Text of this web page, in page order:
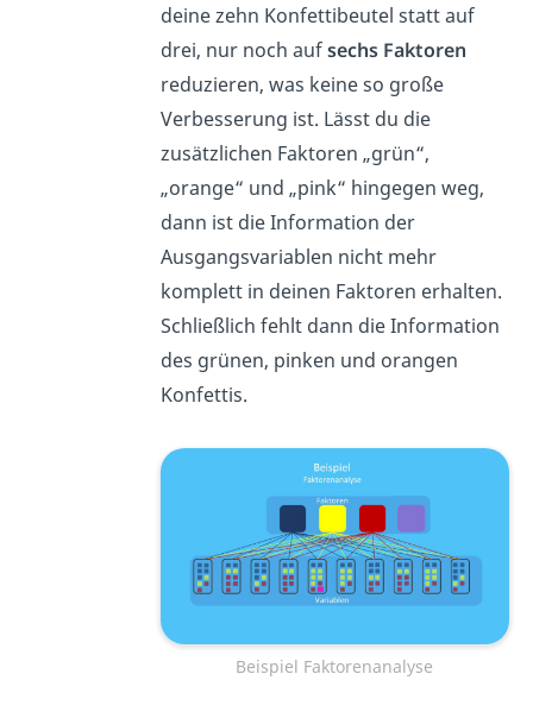
deine zehn Konfettibeutel statt auf
drei, nur noch aufsechs Faktoren
reduzieren, was keine so große
Verbesserung ist. Lässt du die
zusätzlichen Faktoren „grün“,
„orange“ und „pink“ hingegen weg,
dann ist die Information der
Ausgangsvariablen nicht mehr
komplett in deinen Faktoren erhalten.
Schließlich fehlt dann die Information
des grünen, pinken und orangen
Konfettis.
Beispiel Faktorenanalyse